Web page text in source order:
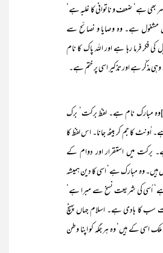
بھی ہے‘ ضعف و ناتوانی کا غلبہ ہے‘
مشغول ہے۔ وہ وصایا و نصائح سے
فکر فرما رہا ہے اور اللہ پاک کا نام
مذکّر ہے اور تذکیر اسی پر ختم ہے۔
مبارک نام ہے۔ لفظ برکت‘ برک
اُونٹ کا جم کر بیٹھ جانا۔ اس لفظ کا
برکت میں استقرار اور دوام کے
ہیں۔ وہ مبارک ہے‘ اسی کا دین ہمیشہ
اُسی کی شریعت نسخ سے مبرا ہے‘
سب کا ہادی ہے۔ اسلام جہاں پہنچ
اسی کے ہیں‘ وہ ہر جگہ کو اپنا وطن